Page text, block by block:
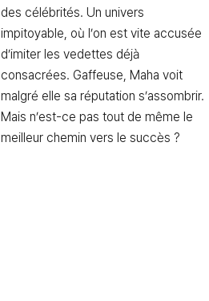
des célébrités. Un univers
impitoyable, où l’on est vite accusée
d’imiter les vedettes déjà
consacrées. Gaffeuse, Maha voit
malgré elle sa réputation s’assombrir.
Mais n’est-ce pas tout de même le
meilleur chemin vers le succès ?